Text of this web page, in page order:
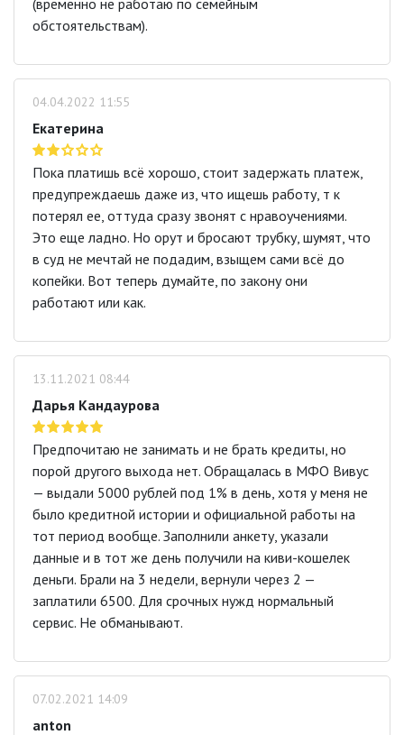
обстоятельствам).
04.04.2022 11:55
Екатерина
Пока платишь всё хорошо, стоит задержать платеж,
предупреждаешь даже из, что ищешь работу, т к
потерял ее, оттуда сразу звонят с нравоучениями.
Это еще ладно. Но орут и бросают трубку, шумят, что
в суд не мечтай не подадим, взыщем сами всё до
копейки. Вот теперь думайте, по закону они
работают или как.
13.11.2021 08:44
Дарья Кандаурова
Предпочитаю не занимать и не брать кредиты, но
порой другого выхода нет. Обращалась в МФО Вивус
— выдали 5000 рублей под 1% в день, хотя у меня не
было кредитной истории и официальной работы на
тот период вообще. Заполнили анкету, указали
данные и в тот же день получили на киви-кошелек
деньги. Брали на 3 недели, вернули через 2 —
заплатили 6500. Для срочных нужд нормальный
сервис. Не обманывают.
07.02.2021 14:09
anton